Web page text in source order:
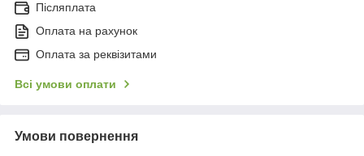
Післяплата
Оплата на рахунок
Оплата за реквізитами
Всі умови оплати
Умови повернення